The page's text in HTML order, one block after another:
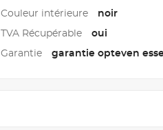
Couleur intérieure noir
TVA Récupérable oui
Garantie garantie opteven